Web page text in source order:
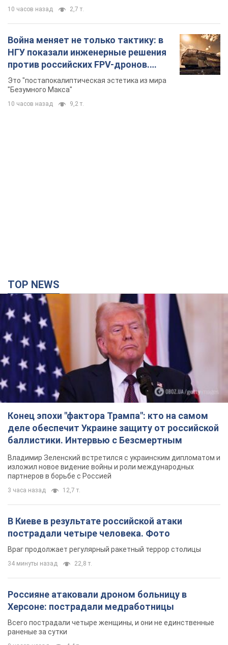
10 часов назад 2,7 т.
Война меняет не только тактику: в
НГУ показали инженерные решения
против российских FPV-дронов.
Фото
Это "постапокалиптическая эстетика из мира
"Безумного Макса"
10 часов назад 9,2 т.
TOP NEWS
Конец эпохи "фактора Трампа": кто на самом
деле обеспечит Украине защиту от российской
баллистики. Интервью с Безсмертным
Владимир Зеленский встретился с украинским дипломатом и
изложил новое видение войны и роли международных
партнеров в борьбе с Россией
3 часа назад 12,7 т.
В Киеве в результате российской атаки
пострадали четыре человека. Фото
Враг продолжает регулярный ракетный террор столицы
34 минуты назад 22,8 т.
Россияне атаковали дроном больницу в
Херсоне: пострадали медработницы
Всего пострадали четыре женщины, и они не единственные
раненые за сутки